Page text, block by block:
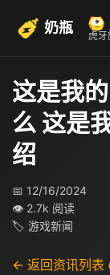
奶瓶 虎牙
这是我
么 这是
绍
📅 12/16/2024
👁 2.7k 阅读
🏷 游戏新闻
← 返回资讯列表